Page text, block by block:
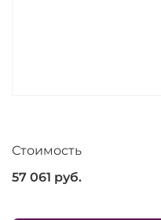
Стоимость
57 061 руб.